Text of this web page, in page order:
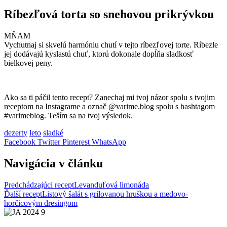
Ríbezľová torta so snehovou prikrývkou
MŇAM
Vychutnaj si skvelú harmóniu chutí v tejto ríbezľovej torte. Ríbezle
jej dodávajú kyslastú chuť, ktorú dokonale dopĺňa sladkosť
bielkovej peny.
Ako sa ti páčil tento recept? Zanechaj mi tvoj názor spolu s tvojim
receptom na Instagrame a označ @varime.blog spolu s hashtagom
#varimeblog. Teším sa na tvoj výsledok.
dezerty leto sladké
Facebook Twitter Pinterest WhatsApp
Navigácia v článku
Predchádzajúci receptLevanduľová limonáda
Ďalší receptListový šalát s grilovanou hruškou a medovo-
horčicovým dresingom